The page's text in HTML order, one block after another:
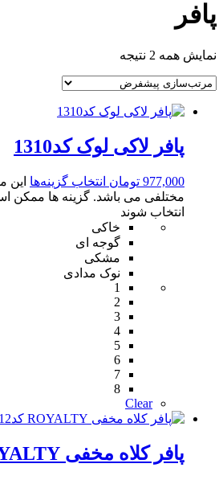
پافر
نمایش همه 2 نتیجه
پافر لاکی لوک کد1310
977,000 تومان انتخاب گزینه‌ها این
مختلفی می باشد. گزینه ها
انتخاب شوند
خاکی
گوجه ای
مشکی
نوک مدادی
1
2
3
4
5
6
7
8
Clear
پافر کلاه مخفی ROYALTY کد1112